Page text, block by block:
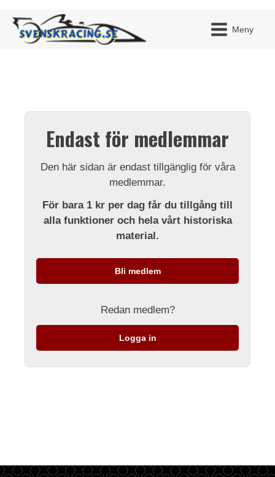
Meny
Endast för medlemmar
Den här sidan är endast tillgänglig för våra
medlemmar.
För bara 1 kr per dag får du tillgång till
alla funktioner och hela vårt historiska
material.
Bli medlem
Redan medlem?
Logga in